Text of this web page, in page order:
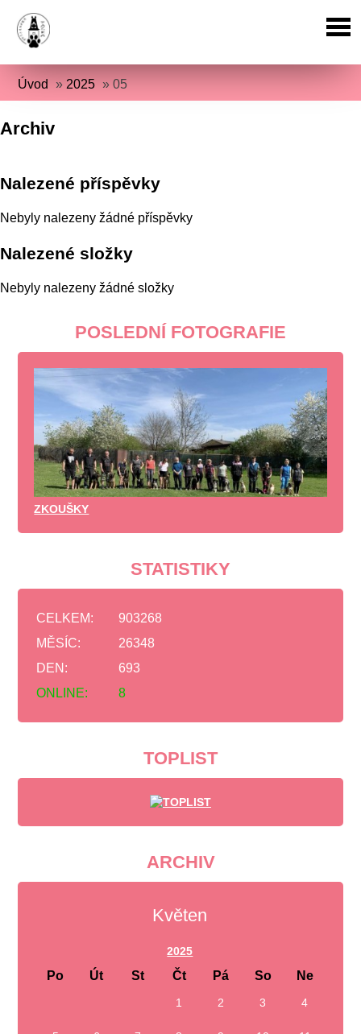
Úvod » 2025 »05
Archiv
Nalezené příspěvky
Nebyly nalezeny žádné příspěvky
Nalezené složky
Nebyly nalezeny žádné složky
POSLEDNÍ FOTOGRAFIE
ZKOUŠKY
STATISTIKY
ONLINE: 8
CELKEM:
903268
MĚSÍC:
26348
DEN:
693
TOPLIST
ARCHIV
Květen
2025
Po Út St Čt Pá So Ne
1 2 3 4